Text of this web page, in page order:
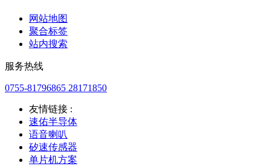
网站地图
聚合标签
站内搜索
服务热线
0755-81796865 28171850
友情链接 :
速佑半导体
语音喇叭
矽速传感器
单片机方案